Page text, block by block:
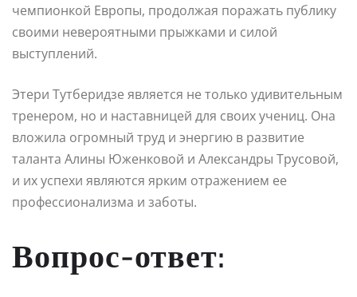
чемпионкой Европы, продолжая поражать публику
своими невероятными прыжками и силой
выступлений.
Этери Тутберидзе является не только удивительным
тренером, но и наставницей для своих учениц. Она
вложила огромный труд и энергию в развитие
таланта Алины Юженковой и Александры Трусовой,
и их успехи являются ярким отражением ее
профессионализма и заботы.
Вопрос-ответ: